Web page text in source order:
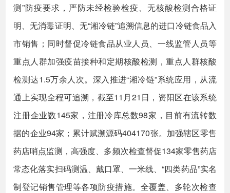
测”防疫要求，严防未经检验检疫、无核酸检测合格证
明、无消毒证明、无“湘冷链”追溯信息的进口冷链食品入
市销售；同时督促冷链食品从业人员、一线监管人员等
重点人群加强疫苗接种和定期核酸检测，重点人群核酸
检测达1.5万余人次。深入推进“湘冷链”系统应用，从流
通上实现全程可追溯，截至11月21日，资阳区在该系统
注册企业数145家，注册冷库总数98家，目前有流转数
据的企业94家；累计赋溯源码404170张。加强辖区零售
药店哨点监测，高强度、多频次检查督促134家零售药店
常态化落实扫码测温、戴口罩、一米线、“四类药品”实名
制登记销售管理等各项防疫措施。全覆盖、多轮次检查